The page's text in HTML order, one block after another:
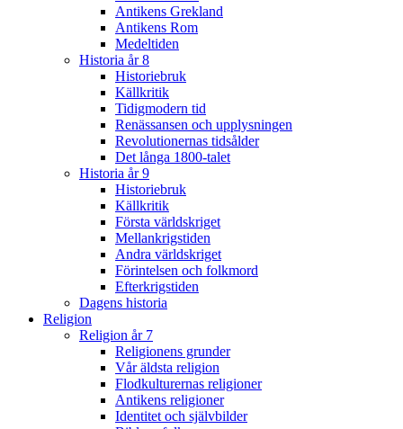
Antikens Grekland
Antikens Rom
Medeltiden
Historia år 8
Historiebruk
Källkritik
Tidigmodern tid
Renässansen och upplysningen
Revolutionernas tidsålder
Det långa 1800-talet
Historia år 9
Historiebruk
Källkritik
Första världskriget
Mellankrigstiden
Andra världskriget
Förintelsen och folkmord
Efterkrigstiden
Dagens historia
Religion
Religion år 7
Religionens grunder
Vår äldsta religion
Flodkulturernas religioner
Antikens religioner
Identitet och självbilder